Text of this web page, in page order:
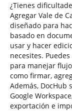
¿Tienes
Agregar Vale de
diseñado para
basado en
usar y hacer
necesites.
para manejar
como firmar,
Además, DocHub
Google
exportación e